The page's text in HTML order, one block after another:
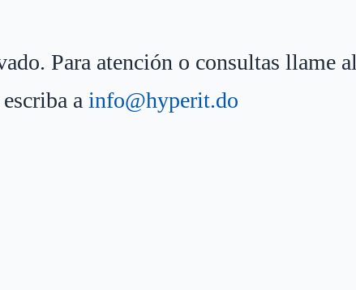
Para atención o consultas llame al
a info@hyperit.do